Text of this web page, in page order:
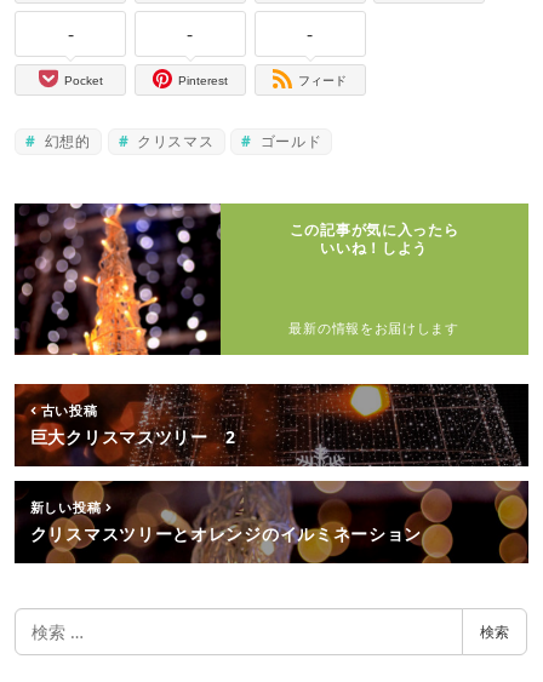
-
Pocket
-
Pinterest
-
フィード
幻想的 クリスマス ゴールド
この記事が気に入ったら
いいね！しよう
最新の情報をお届けします
古い投稿
巨大クリスマスツリー 2
新しい投稿
クリスマスツリーとオレンジのイルミネーション
検
索
検索